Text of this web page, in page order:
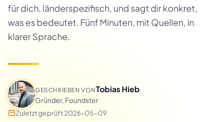
für dich, länderspezifisch, und sagt dir konkret,
was es bedeutet. Fünf Minuten, mit Quellen, in
klarer Sprache.
GESCHRIEBEN VONTobias Hieb
Gründer, Foundster
Zuletzt geprüft 2026-05-09